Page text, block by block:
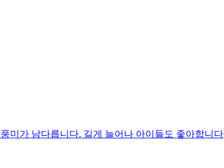
미가 남다릅니다. 길게 늘어나 아이들도 좋아합니다